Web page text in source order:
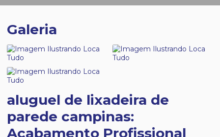
Galeria
aluguel de lixadeira de
parede campinas:
Acabamento Profissional